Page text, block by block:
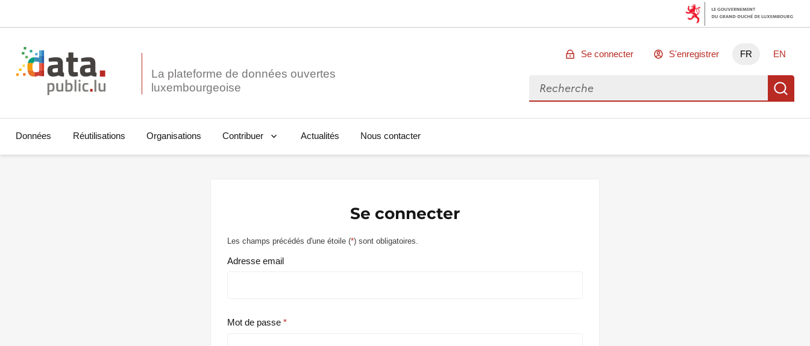
La plateforme de données ouvertes
Se connecter S'enregistrer FR EN
Rechercher des données
Données Réutilisations Organisations Contribuer Actualités Nous contacter
Se connecter
Les champs précédés d'une étoile (*) sont obligatoires.
Adresse email
Mot de passe